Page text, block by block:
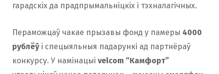
гарадскіх да прадпрымальніцкіх і тэхналагічных.
Пераможцаў чакае прызавы фонд у памеры 4000
рублёўі спецыяльныя падарункі ад партнёраў
конкурсу. У намінацыі velcom “Камфорт”